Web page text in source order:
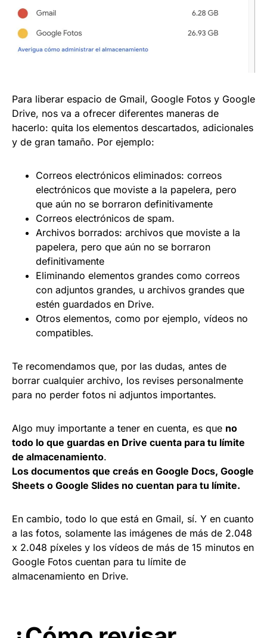
Para liberar espacio de Gmail, Google Fotos y Google
Drive, nos va a ofrecer diferentes maneras de
hacerlo: quita los elementos descartados, adicionales
y de gran tamaño. Por ejemplo:
Correos electrónicos eliminados: correos
electrónicos que moviste a la papelera, pero
que aún no se borraron definitivamente
Correos electrónicos de spam.
Archivos borrados: archivos que moviste a la
papelera, pero que aún no se borraron
definitivamente
Eliminando elementos grandes como correos
con adjuntos grandes, u archivos grandes que
estén guardados en Drive.
Otros elementos, como por ejemplo, vídeos no
compatibles.
Te recomendamos que, por las dudas, antes de
borrar cualquier archivo, los revises personalmente
para no perder fotos ni adjuntos importantes.
Algo muy importante a tener en cuenta, es que no
todo lo que guardas en Drive cuenta para tu límite
de almacenamiento.
Los documentos que creás en Google Docs, Google
Sheets o Google Slides no cuentan para tu límite.
En cambio, todo lo que está en Gmail, sí. Y en cuanto
a las fotos, solamente las imágenes de más de 2.048
x 2.048 píxeles y los vídeos de más de 15 minutos en
Google Fotos cuentan para tu límite de
almacenamiento en Drive.